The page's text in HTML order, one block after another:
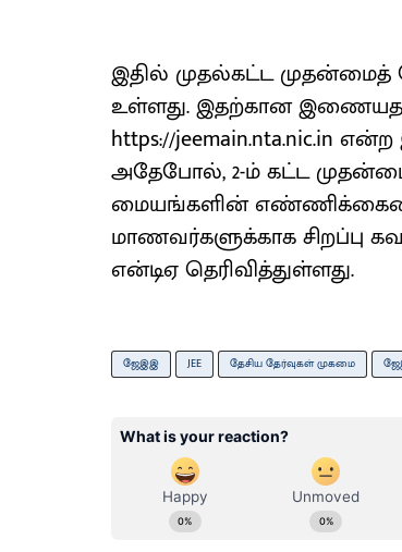
இதில் முதல்கட்ட முதன்மைத்
உள்ளது. இதற்கான
https://
அதேபோல், 2-ம் கட்ட
மையங்களின் எண்ணிக்கையை
மாணவர்களுக்காக சிறப்பு
என்டிஏ தெரிவித்துள்ளது.
ஜேஇஇ JEE தேசிய தேர்வுகள் முகமை